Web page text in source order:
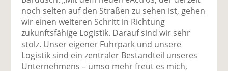
k
te
il
e
n
te
e
n
se
d
n
noch selten auf den Straßen zu sehen ist, gehen
wir einen weiteren Schritt in Richtung
zukunftsfähige Logistik. Darauf sind wir sehr
stolz. Unser eigener Fuhrpark und unsere
Logistik sind ein zentraler Bestandteil unseres
Unternehmens – umso mehr freut es mich,